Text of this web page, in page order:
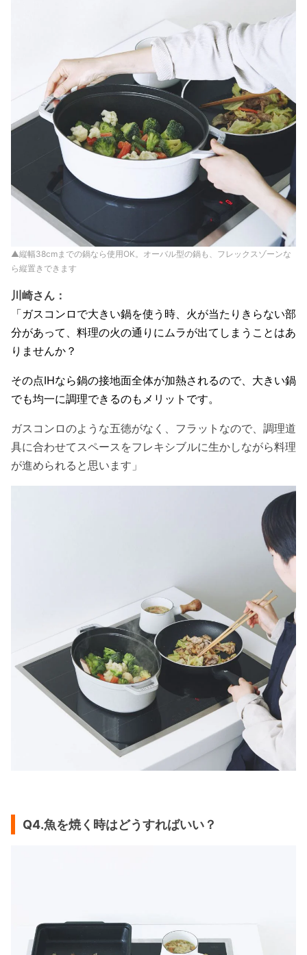
▲縦幅38cmまでの鍋なら使用OK。オーバル型の鍋も、フレックスゾーンな
ら縦置きできます
川崎さん：
「ガスコンロで大きい鍋を使う時、火が当たりきらない部
分があって、料理の火の通りにムラが出てしまうことはあ
りませんか？
その点IHなら鍋の接地面全体が加熱されるので、大きい鍋
でも均一に調理できるのもメリットです。
ガスコンロのような五徳がなく、フラットなので、調理道
具に合わせてスペースをフレキシブルに生かしながら料理
が進められると思います」
Q4.魚を焼く時はどうすればいい？